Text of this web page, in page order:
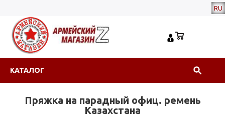
RU
КАТАЛОГ
Пряжка на парадный офиц. ремень
Казахстана